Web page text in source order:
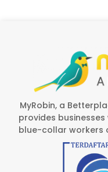
MyRobin, a
provides
blue-collar workers